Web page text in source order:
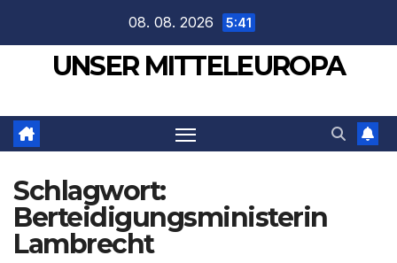
springen
08. 08. 2026 5:41
UNSER MITTELEUROPA
Schlagwort:
Berteidigungsministerin
Lambrecht